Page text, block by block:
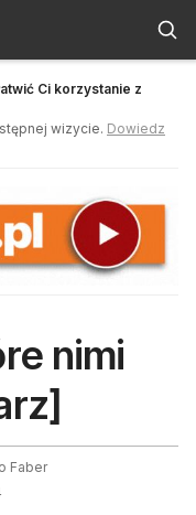
Ci korzystanie z
wizycie. Dowiedz
nimi
Faber